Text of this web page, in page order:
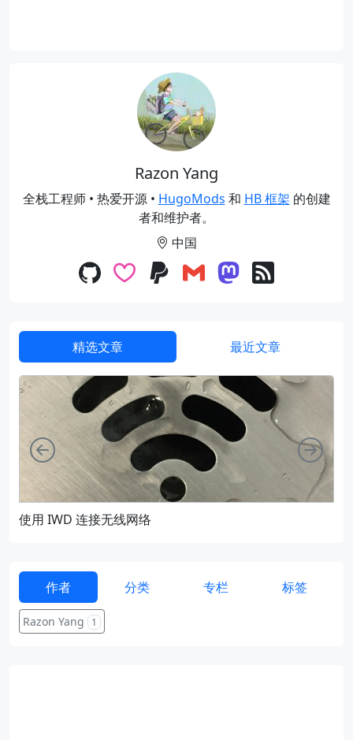
Razon Yang
全栈工程师 • 热爱开源 • HugoMods 和 HB 框架 的创建
者和维护者。
中国
精选文章 最近文章
使用 IWD 连接无线网络
向左 向右
作者 分类 专栏 标签
Razon Yang 1